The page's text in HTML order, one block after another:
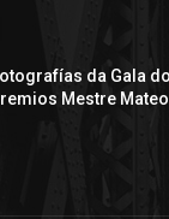
da Gala
Mestre Mateo